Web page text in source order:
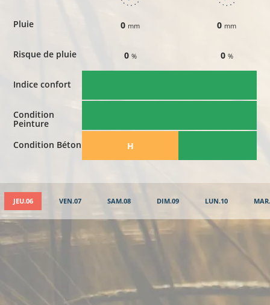
Pluie
Risque de pluie
Indice confort
Condition
Peinture
Condition Béton
0 mm
0 %
​H
0 mm
0 %
JEU.06 VEN.07 SAM.08 DIM.09 LUN.10